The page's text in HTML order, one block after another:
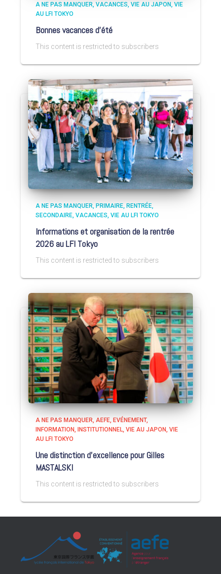
A NE PAS MANQUER VACANCES VIE AU JAPON VIE
AU LFI TOKYO
Bonnes vacances d’été
This content is restricted to subscribers
A NE PAS MANQUER PRIMAIRE RENTRÉE
SECONDAIRE VACANCES VIE AU LFI TOKYO
Informations et organisation de la rentrée
2026 au LFI Tokyo
This content is restricted to subscribers
A NE PAS MANQUER AEFE EVÉNEMENT
INFORMATION
INSTITUTIONNEL VIE AU JAPON VIE
AU LFI TOKYO
Une distinction d’excellence pour Gilles
MASTALSKI
This content is restricted to subscribers